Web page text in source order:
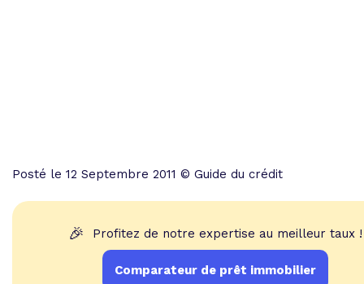
Posté le 12 Septembre 2011 © Guide du crédit
🎉 Profitez de notre expertise au meilleur taux !
Comparateur de prêt immobilier